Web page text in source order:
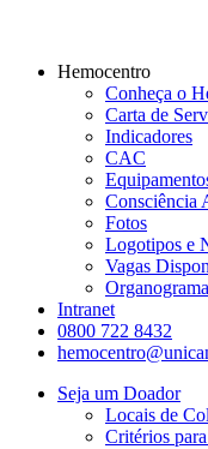
Hemocentro
Conheça o
Carta de
Indicadores
CAC
Consciência
Fotos
Logotipos e
Vagas
Organograma
Intranet
0800 722 8432
Seja um Doador
Locais de
Critérios